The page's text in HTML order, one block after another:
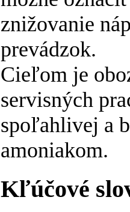
znižovanie
prevádzok.
Cieľom je
servisných
spoľahlivej a
amoniakom.
Kľúčové